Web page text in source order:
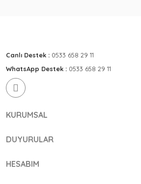
Canlı Destek : 0533 658 29 11
WhatsApp Destek : 0533 658 29 11
KURUMSAL
DUYURULAR
HESABIM